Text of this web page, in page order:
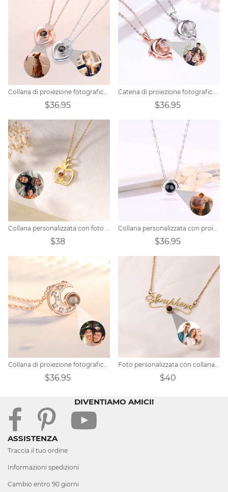
Collana di proiezione fotografica personalizzata con doppi cuori di animali domestici
$36.95
Catena di proiezione fotografica personalizzata per la sirena della famiglia
$36.95
Collana personalizzata con foto del proiettore Apple
$38
Collana personalizzata con proiezione di foto - Per amante - Ti amo - Forma circolare
$36.95
Collana di proiezione fotografica personalizzata Regalo di San Valentino
$36.95
Foto personalizzata con collana di proiezione del nome
$40
DIVENTIAMO AMICI!
ASSISTENZA
Traccia il tuo ordine
Informazioni spedizioni
Cambio entro 90 giorni